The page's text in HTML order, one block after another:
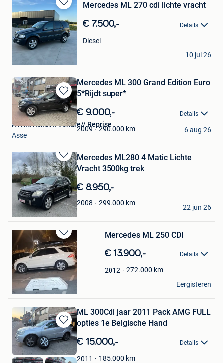
Bewaren
in
Mijn
Favorieten
Mercedes ML 270 cdi lichte vracht
€ 7.500,- Details
Diesel
luc
10 jul 26
Bewaren
in
Mijn
Favorieten
Mercedes ML 300 Grand Edition Euro
5*Rijdt super*
€ 9.000,- Details
2009 290.000 km
A R M/Achat //Vendre// Reprise
Asse
6 aug 26
Bewaren
in
Mijn
Favorieten
Mercedes ML280 4 Matic Lichte
Vracht 3500kg trek
€ 8.950,-
2008 299.000 km
Fré
Temse
22 jun 26
Bewaren
in
Mijn
Favorieten
Mercedes ML 250 CDI
€ 13.900,- Details
2012 272.000 km
ben
Sint-Stevens-Woluwe
Eergisteren
Bewaren
in
Mijn
Favorieten
ML 300Cdi jaar 2011 Pack AMG FULL
opties 1e Belgische Hand
€ 15.000,- Details
2011 185.000 km